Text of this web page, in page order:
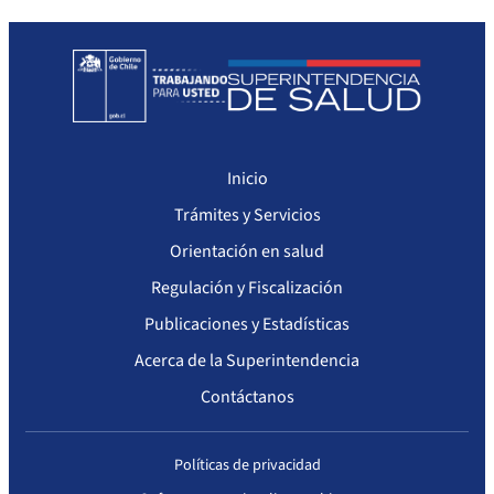
Llamados a concurso de personal
Otras Resoluciones
Actas Consejo Consultivo Ley Corta de Isapres
Inicio
Trámites y Servicios
Orientación en salud
Regulación y Fiscalización
Publicaciones y Estadísticas
Acerca de la Superintendencia
Contáctanos
Políticas de privacidad